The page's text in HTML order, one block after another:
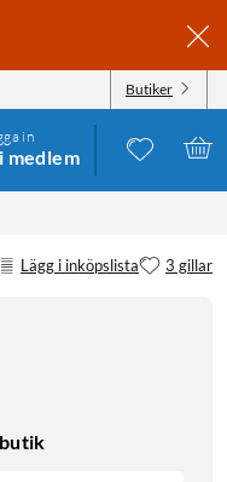
Butiker
in
medlem
Lägg i inköpslista 3 gillar